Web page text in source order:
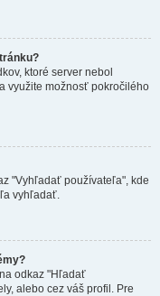
ktoré server nebol
využite možnosť pokročilého
"Vyhľadať používateľa", kde
vyhľadať.
odkaz "Hľadať
alebo cez váš profil. Pre